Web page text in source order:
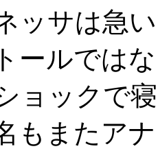
ッサは急
ールでは
ョックで
もまたア